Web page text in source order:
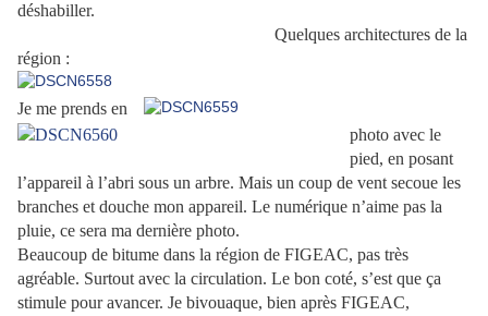
déshabiller.
Quelques architectures de la
région :
Je me prends en
photo avec le
pied, en posant
l’appareil à l’abri sous un arbre. Mais un coup de vent secoue les
branches et douche mon appareil. Le numérique n’aime pas la
pluie, ce sera ma dernière photo.
Beaucoup de bitume dans la région de FIGEAC, pas très
agréable. Surtout avec la circulation. Le bon coté, s’est que ça
stimule pour avancer. Je bivouaque, bien après FIGEAC,